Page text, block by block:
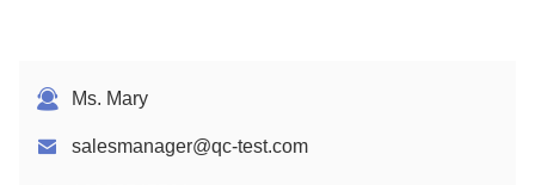
Ms. Mary
salesmanager@qc-test.com